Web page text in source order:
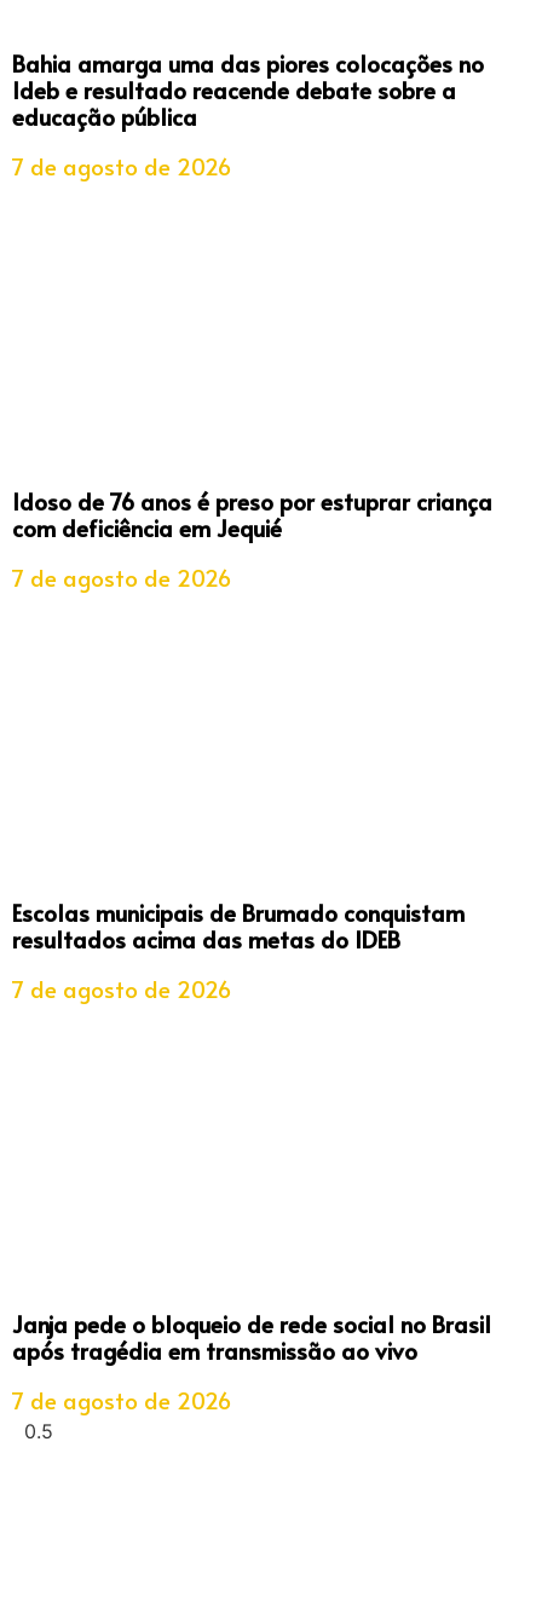
Bahia amarga uma das piores colocações no
Ideb e resultado reacende debate sobre a
educação pública
7 de agosto de 2026
Idoso de 76 anos é preso por estuprar criança
com deficiência em Jequié
7 de agosto de 2026
Escolas municipais de Brumado conquistam
resultados acima das metas do IDEB
7 de agosto de 2026
Janja pede o bloqueio de rede social no Brasil
após tragédia em transmissão ao vivo
7 de agosto de 2026